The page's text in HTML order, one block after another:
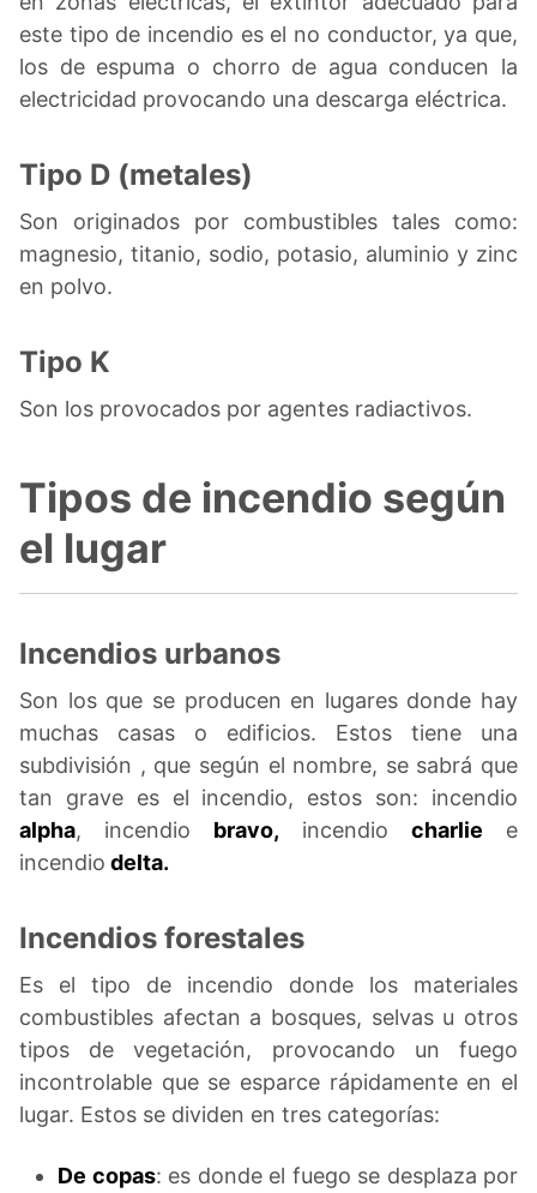
este tipo de incendio es el no conductor, ya que,
los de espuma o chorro de agua conducen la
electricidad provocando una descarga eléctrica.
Tipo D (metales)
Son originados por combustibles tales como:
magnesio, titanio, sodio, potasio, aluminio y zinc
en polvo.
Tipo K
Son los provocados por agentes radiactivos.
Tipos de incendio según
el lugar
Incendios urbanos
Son los que se producen en lugares donde hay
muchas casas o edificios. Estos tiene una
subdivisión , que según el nombre, se sabrá que
tan grave es el incendio, estos son: incendio
alpha, incendio bravo, incendio charlie e
incendio delta.
Incendios forestales
Es el tipo de incendio donde los materiales
combustibles afectan a bosques, selvas u otros
tipos de vegetación, provocando un fuego
incontrolable que se esparce rápidamente en el
lugar. Estos se dividen en tres categorías:
De copas: es donde el fuego se desplaza por